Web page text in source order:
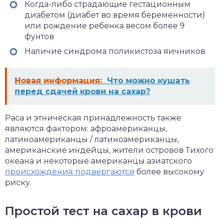
Когда-либо страдающие гестационным
диабетом (диабет во время беременности)
или рождение ребенка весом более 9
фунтов
Наличие синдрома поликистоза яичников
Новая информация: Что можно кушать
перед сдачей крови на сахар?
Раса и этническая принадлежность также
являются фактором: афроамериканцы,
латиноамериканцы / латиноамериканцы,
американские индейцы, жители островов Тихого
океана и некоторые американцы азиатского
происхождения подвергаются более высокому
риску.
Простой тест на сахар в крови